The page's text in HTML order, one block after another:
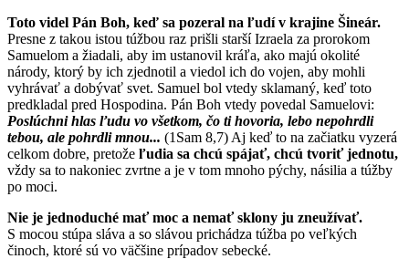
Toto videl Pán Boh, keď sa pozeral na ľudí v krajine Šineár.
Presne z takou istou túžbou raz prišli starší Izraela za prorokom
Samuelom a žiadali, aby im ustanovil kráľa, ako majú okolité
národy, ktorý by ich zjednotil a viedol ich do vojen, aby mohli
vyhrávať a dobývať svet. Samuel bol vtedy sklamaný, keď toto
predkladal pred Hospodina. Pán Boh vtedy povedal Samuelovi:
Poslúchni hlas ľudu vo všetkom, čo ti hovoria, lebo nepohrdli
tebou, ale pohrdli mnou... (1Sam 8,7) Aj keď to na začiatku vyzerá
celkom dobre, pretože ľudia sa chcú spájať, chcú tvoriť jednotu,
vždy sa to nakoniec zvrtne a je v tom mnoho pýchy, násilia a túžby
po moci.
Nie je jednoduché mať moc a nemať sklony ju zneužívať.
S mocou stúpa sláva a so slávou prichádza túžba po veľkých
činoch, ktoré sú vo väčšine prípadov sebecké.